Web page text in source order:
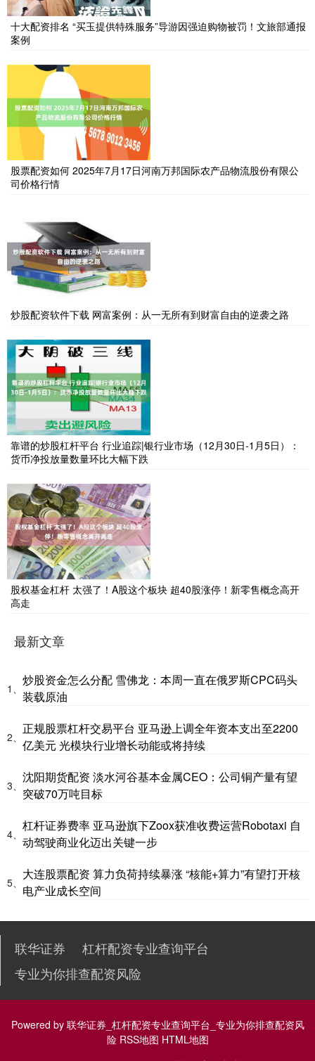
十大配资排名 “买玉提供特殊服务”导游因强迫购物被罚！文旅部通报
案例
股票配资如何 2025年7月17日河南万邦国际农产品物流股份有限公
司价格行情
炒股配资软件下载 网富案例：从一无所有到财富自由的逆袭之路
靠谱的炒股杠杆平台 行业追踪|银行业市场（12月30日-1月5日）：
货币净投放量数量环比大幅下跌
股权基金杠杆 太强了！A股这个板块 超40股涨停！新零售概念高开
高走
最新文章
1、
炒股资金怎么分配 雪佛龙：本周一直在俄罗斯CPC码头
装载原油
2、
正规股票杠杆交易平台 亚马逊上调全年资本支出至2200
亿美元 光模块行业增长动能或将持续
3、
沈阳期货配资 淡水河谷基本金属CEO：公司铜产量有望
突破70万吨目标
4、
杠杆证券费率 亚马逊旗下Zoox获准收费运营Robotaxi 自
动驾驶商业化迈出关键一步
5、
大连股票配资 算力负荷持续暴涨 “核能+算力”有望打开核
电产业成长空间
联华证券
杠杆配资专业查询平台
专业为你排查配资风险
Powered by 联华证券_杠杆配资专业查询平台_专业为你排查配资风
险 RSS地图 HTML地图